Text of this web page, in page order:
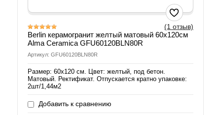
(1 отзыв)
Berlin керамогранит желтый матовый 60х120см
Alma Ceramica GFU60120BLN80R
Артикул: GFU60120BLN80R
Размер: 60х120 см. Цвет: желтый, под бетон.
Матовый. Ректификат. Отпускается кратно упаковке:
2шт/1,44м2
Добавить к сравнению